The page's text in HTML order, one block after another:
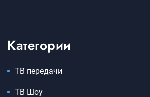
Категории
ТВ передачи
ТВ Шоу